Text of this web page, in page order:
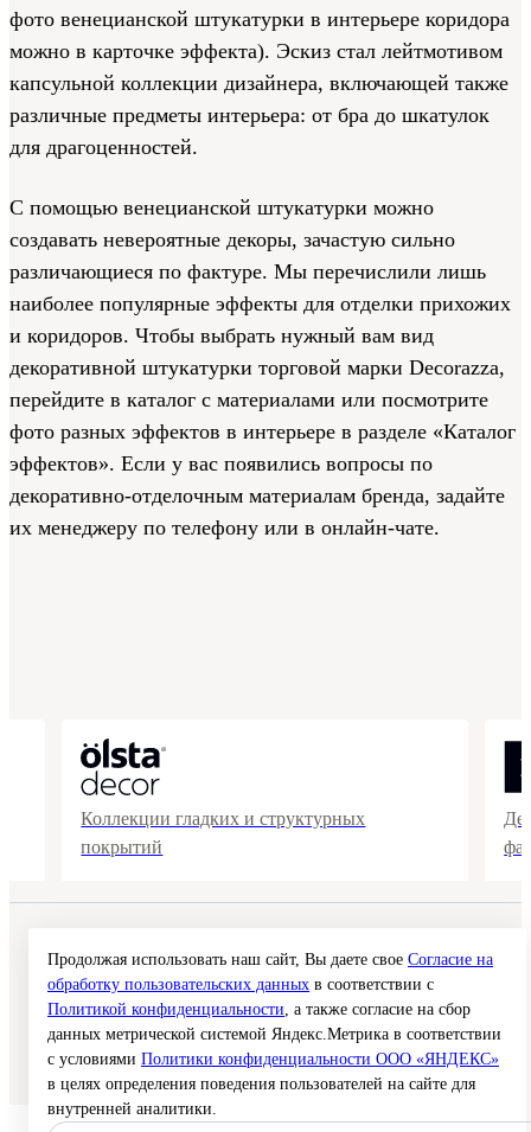
фото венецианской штукатурки в интерьере коридора
можно в карточке эффекта). Эскиз стал лейтмотивом
капсульной коллекции дизайнера, включающей также
различные предметы интерьера: от бра до шкатулок
для драгоценностей.
С помощью венецианской штукатурки можно
создавать невероятные декоры, зачастую сильно
различающиеся по фактуре. Мы перечислили лишь
наиболее популярные эффекты для отделки прихожих
и коридоров. Чтобы выбрать нужный вам вид
декоративной штукатурки торговой марки Decorazza,
перейдите в каталог с материалами или посмотрите
фото разных эффектов в интерьере в разделе «Каталог
эффектов». Если у вас появились вопросы по
декоративно-отделочным материалам бренда, задайте
их менеджеру по телефону или в онлайн-чате.
Коллекции гладких и структурных
покрытий
Политика конфиденциальности
Согласие на обработку персональных данных
Публичная оферта
Карта сайта
Создание сайта —
Продолжая использовать наш сайт, Вы даете свое Согласие на
обработку пользовательских данных в соответствии с
Политикой конфиденциальности, а также согласие на сбор
данных метрической системой Яндекс.Метрика в соответствии
с условиями Политики конфиденциальности ООО «ЯНДЕКС»
в целях определения поведения пользователей на сайте для
внутренней аналитики.